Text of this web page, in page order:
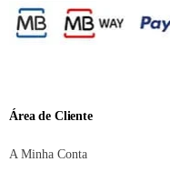
Área de Cliente
A Minha Conta